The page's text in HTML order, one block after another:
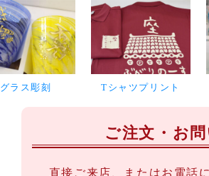
グラス彫刻 Tシャツプリント
ご注文・お
直接ご来店、またはお電話